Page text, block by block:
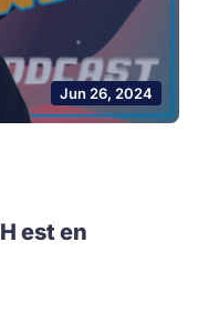
Jun 26, 2024
est en